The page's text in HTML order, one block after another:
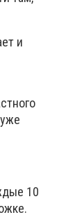
и
10